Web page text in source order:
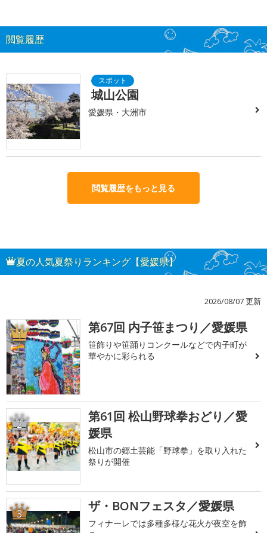
閲覧履歴
城山公園
愛媛県・大洲市
閲覧履歴をもっと見る
夏の人気夏祭りランキング【愛媛県】
2026/08/07 更新
1 第67回 内子笹まつり／愛媛県
笹飾りや笹踊りコンクールなどで内子町が
華やかに彩られる
2
第61回 松山野球拳おどり／愛
媛県
松山市の郷土芸能「野球拳」を取り入れた
祭りが開催
3 ザ・BONフェスタ／愛媛県
フィナーレでは多種多様な花火が夜空を飾